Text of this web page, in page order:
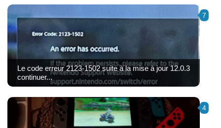
7
Le code erreur 2123-1502 suite à la mise à jour 12.0.3
continuer...
4